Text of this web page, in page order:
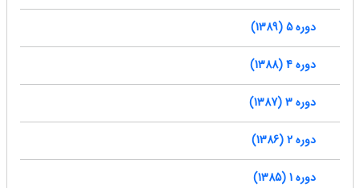
دوره 5 (1389)
دوره 4 (1388)
دوره 3 (1387)
دوره 2 (1386)
دوره 1 (1385)